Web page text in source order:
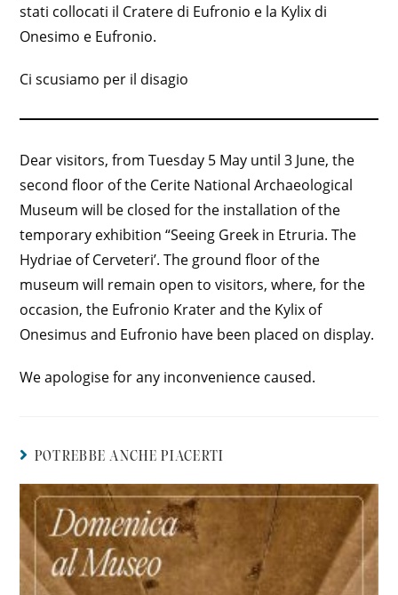
stati collocati il Cratere di Eufronio e la Kylix di
Onesimo e Eufronio.
Ci scusiamo per il disagio
Dear visitors, from Tuesday 5 May until 3 June, the
second floor of the Cerite National Archaeological
Museum will be closed for the installation of the
temporary exhibition “Seeing Greek in Etruria. The
Hydriae of Cerveteri’. The ground floor of the
museum will remain open to visitors, where, for the
occasion, the Eufronio Krater and the Kylix of
Onesimus and Eufronio have been placed on display.
We apologise for any inconvenience caused.
POTREBBE ANCHE PIACERTI